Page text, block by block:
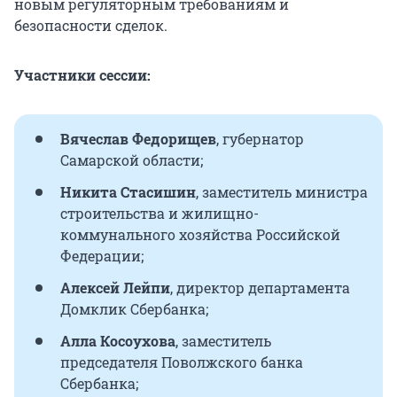
Наталия Цайтлер
Поволжского банка Сбербанка;
Алексей Лейпи
Российской Федерации, Почетный
гражданин Самарской области;
Александр Каплан, психофизиолог,
профессор МГУ;
Алексей Арушанян
Екатерина Гельфанд
Екатерина Гладух, лидер дивизиона
«Готовое жилье», Домклик;
новым регуляторным требованиям и
безопасности сделок.
Участники сессии:
Вячеслав Федорищев, губернатор
Самарской области;
Никита Стасишин, заместитель министра
строительства и жилищно-
коммунального хозяйства Российской
Федерации;
Алексей Лейпи, директор департамента
Домклик Сбербанка;
Алла Косоухова, заместитель
председателя Поволжского банка
Сбербанка;